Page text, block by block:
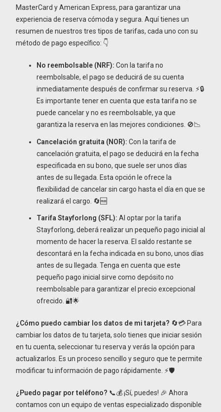
MasterCard y American Express, para garantizar una
experiencia de reserva cómoda y segura. Aquí tienes un
resumen de nuestros tres tipos de tarifas, cada uno con su
método de pago específico: 👇
No reembolsable (NRF): Con la tarifa no
reembolsable, el pago se deducirá de su cuenta
inmediatamente después de confirmar su reserva. ⚡🔒
Es importante tener en cuenta que esta tarifa no se
puede cancelar y no es reembolsable, ya que
garantiza la reserva en las mejores condiciones. 🚫📉
Cancelación gratuita (NOR): Con la tarifa de
cancelación gratuita, el pago se deducirá en la fecha
especificada en su bono, que suele ser unos días
antes de su llegada. Esta opción le ofrece la
flexibilidad de cancelar sin cargo hasta el día en que se
realizará el cargo. 🔄🆓
Tarifa Stayforlong (SFL): Al optar por la tarifa
Stayforlong, deberá realizar un pequeño pago inicial al
momento de hacer la reserva. El saldo restante se
descontará en la fecha indicada en su bono, unos días
antes de su llegada. Tenga en cuenta que este
pequeño pago inicial sirve como depósito no
reembolsable para garantizar el precio excepcional
ofrecido. 🔐🌟
¿Cómo puedo cambiar los datos de mi tarjeta? 🔄💳 Para
cambiar los datos de tu tarjeta, solo tienes que iniciar sesión
en tu cuenta, seleccionar tu reserva y verás la opción para
actualizarlos. Es un proceso sencillo y seguro que te permite
modificar tu información de pago rápidamente. ⚡🛡️
¿Puedo pagar por teléfono? 📞💰 ¡Sí, puedes! 🎉 Ahora
contamos con un equipo de ventas especializado disponible